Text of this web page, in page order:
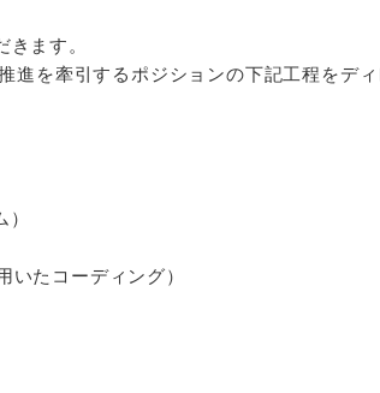
ます。
進を牽引するポジションの下記工程をディ
たコーディング）